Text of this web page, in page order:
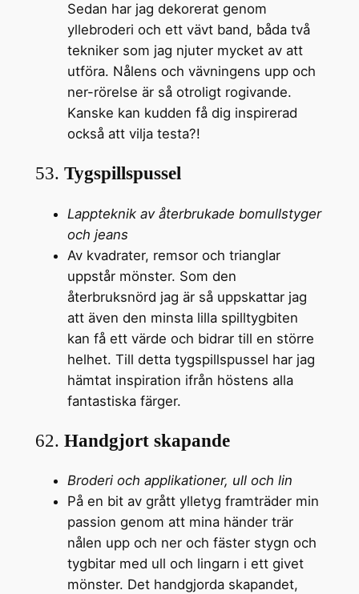
Sedan har jag dekorerat genom
yllebroderi och ett vävt band, båda två
tekniker som jag njuter mycket av att
utföra. Nålens och vävningens upp och
ner-rörelse är så otroligt rogivande.
Kanske kan kudden få dig inspirerad
också att vilja testa?!
53. Tygspillspussel
Lappteknik av återbrukade bomullstyger
och jeans
Av kvadrater, remsor och trianglar
uppstår mönster. Som den
återbruksnörd jag är så uppskattar jag
att även den minsta lilla spilltygbiten
kan få ett värde och bidrar till en större
helhet. Till detta tygspillspussel har jag
hämtat inspiration ifrån höstens alla
fantastiska färger.
62. Handgjort skapande
Broderi och applikationer, ull och lin
På en bit av grått ylletyg framträder min
passion genom att mina händer trär
nålen upp och ner och fäster stygn och
tygbitar med ull och lingarn i ett givet
mönster. Det handgjorda skapandet,